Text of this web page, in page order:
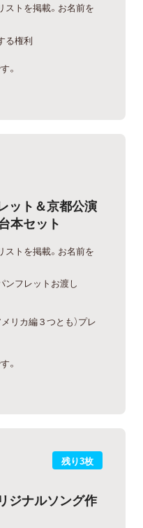
トを掲載。お名前を
る権利
。
ット＆京都公演
本セット
トを掲載。お名前を
ンフレットお渡し
リカ編３つとも）プレ
。
残り3枚
ジナルソング作